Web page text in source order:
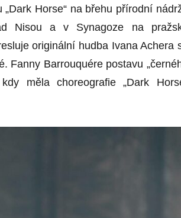
Horse“ na břehu přírodní
Nisou a v Synagoze na
originální hudba Ivana Achera
Fanny Barrouquére postavu
měla choreografie „Dark